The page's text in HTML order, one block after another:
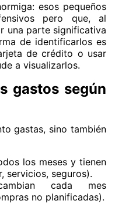
esos pequeños
pero que, al
una parte significativa
de identificarlos es
de crédito o usar
a visualizarlos.
gastos según
gastas, sino también
los meses y tienen
servicios, seguros).
cada mes
no planificadas).